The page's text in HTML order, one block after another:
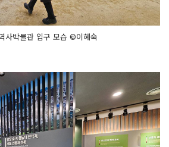
사박물관 입구 모습 ©이혜숙